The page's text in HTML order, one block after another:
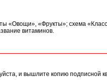
«Овощи», «Фрукты»; схема
витаминов.
и вышлите копию подписной